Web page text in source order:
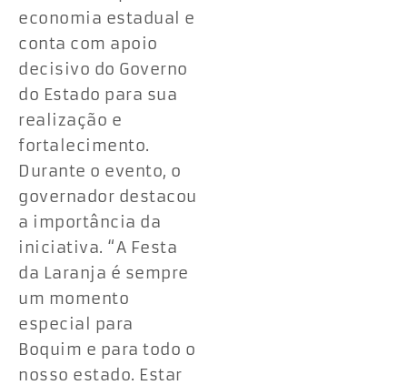
economia estadual e
conta com apoio
decisivo do Governo
do Estado para sua
realização e
fortalecimento.
Durante o evento, o
governador destacou
a importância da
iniciativa. “A Festa
da Laranja é sempre
um momento
especial para
Boquim e para todo o
nosso estado. Estar